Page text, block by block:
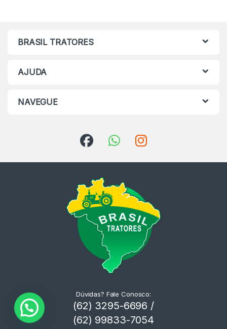
BRASIL TRATORES
AJUDA
NAVEGUE
Dúvidas? Fale Conosco:
(62) 3295-6696 /
(62) 99833-7054